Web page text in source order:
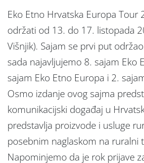
Eko Etno Hrvatska Europa Tour
održati od 13. do 17. listopada
Višnjik). Sajam se prvi put
sada najavljujemo 8. sajam Eko
sajam Eko Etno Europa i 2.
Osmo izdanje ovog sajma
komunikacijski događaj u
predstavlja proizvode i usluge
posebnim naglaskom na ruralni
Napominjemo da je rok prijave